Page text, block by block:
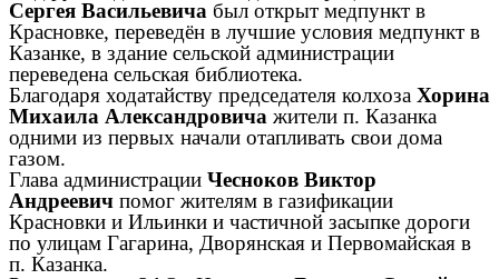
Сергея Васильевича был открыт медпункт в
Красновке, переведён в лучшие условия медпункт в
Казанке, в здание сельской администрации
переведена сельская библиотека.
Благодаря ходатайству председателя колхоза Хорина
Михаила Александровича жители п. Казанка
одними из первых начали отапливать свои дома
газом.
Глава администрации Чесноков Виктор
Андреевич помог жителям в газификации
Красновки и Ильинки и частичной засыпке дороги
по улицам Гагарина, Дворянская и Первомайская в
п. Казанка.